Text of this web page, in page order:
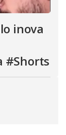
inova
#Shorts